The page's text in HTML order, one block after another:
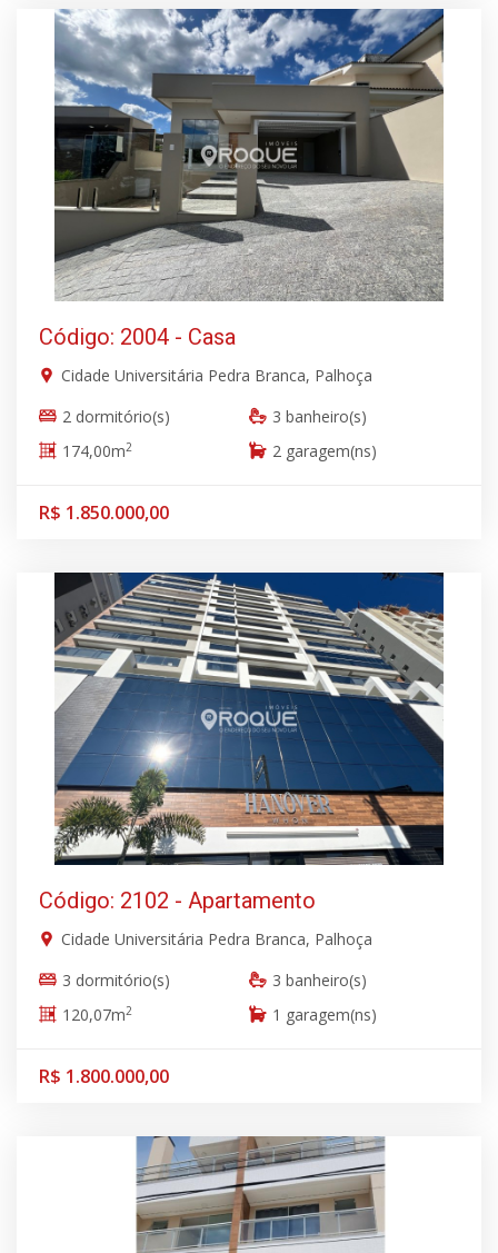
Código: 2004 - Casa
Cidade Universitária Pedra Branca, Palhoça
2 dormitório(s)
3 banheiro(s)
174,00m2 2 garagem(ns)
R$ 1.850.000,00
Código: 2102 - Apartamento
Cidade Universitária Pedra Branca, Palhoça
3 dormitório(s)
3 banheiro(s)
120,07m2 1 garagem(ns)
R$ 1.800.000,00